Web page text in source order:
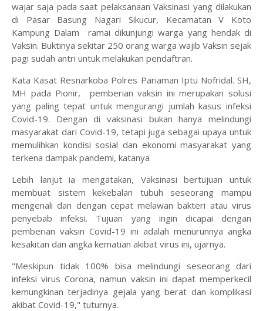
wajar saja pada saat pelaksanaan Vaksinasi yang dilakukan
di Pasar Basung Nagari Sikucur, Kecamatan V Koto
Kampung Dalam ramai dikunjungi warga yang hendak di
Vaksin. Buktinya sekitar 250 orang warga wajib Vaksin sejak
pagi sudah antri untuk melakukan pendaftran.
Kata Kasat Resnarkoba Polres Pariaman Iptu Nofridal. SH,
MH pada Pionir, pemberian vaksin ini merupakan solusi
yang paling tepat untuk mengurangi jumlah kasus infeksi
Covid-19. Dengan di vaksinasi bukan hanya melindungi
masyarakat dari Covid-19, tetapi juga sebagai upaya untuk
memulihkan kondisi sosial dan ekonomi masyarakat yang
terkena dampak pandemi, katanya
Lebih lanjut ia mengatakan, Vaksinasi bertujuan untuk
membuat sistem kekebalan tubuh seseorang mampu
mengenali dan dengan cepat melawan bakteri atau virus
penyebab infeksi. Tujuan yang ingin dicapai dengan
pemberian vaksin Covid-19 ini adalah menurunnya angka
kesakitan dan angka kematian akibat virus ini, ujarnya.
"Meskipun tidak 100% bisa melindungi seseorang dari
infeksi virus Corona, namun vaksin ini dapat memperkecil
kemungkinan terjadinya gejala yang berat dan komplikasi
akibat Covid-19," tuturnya.